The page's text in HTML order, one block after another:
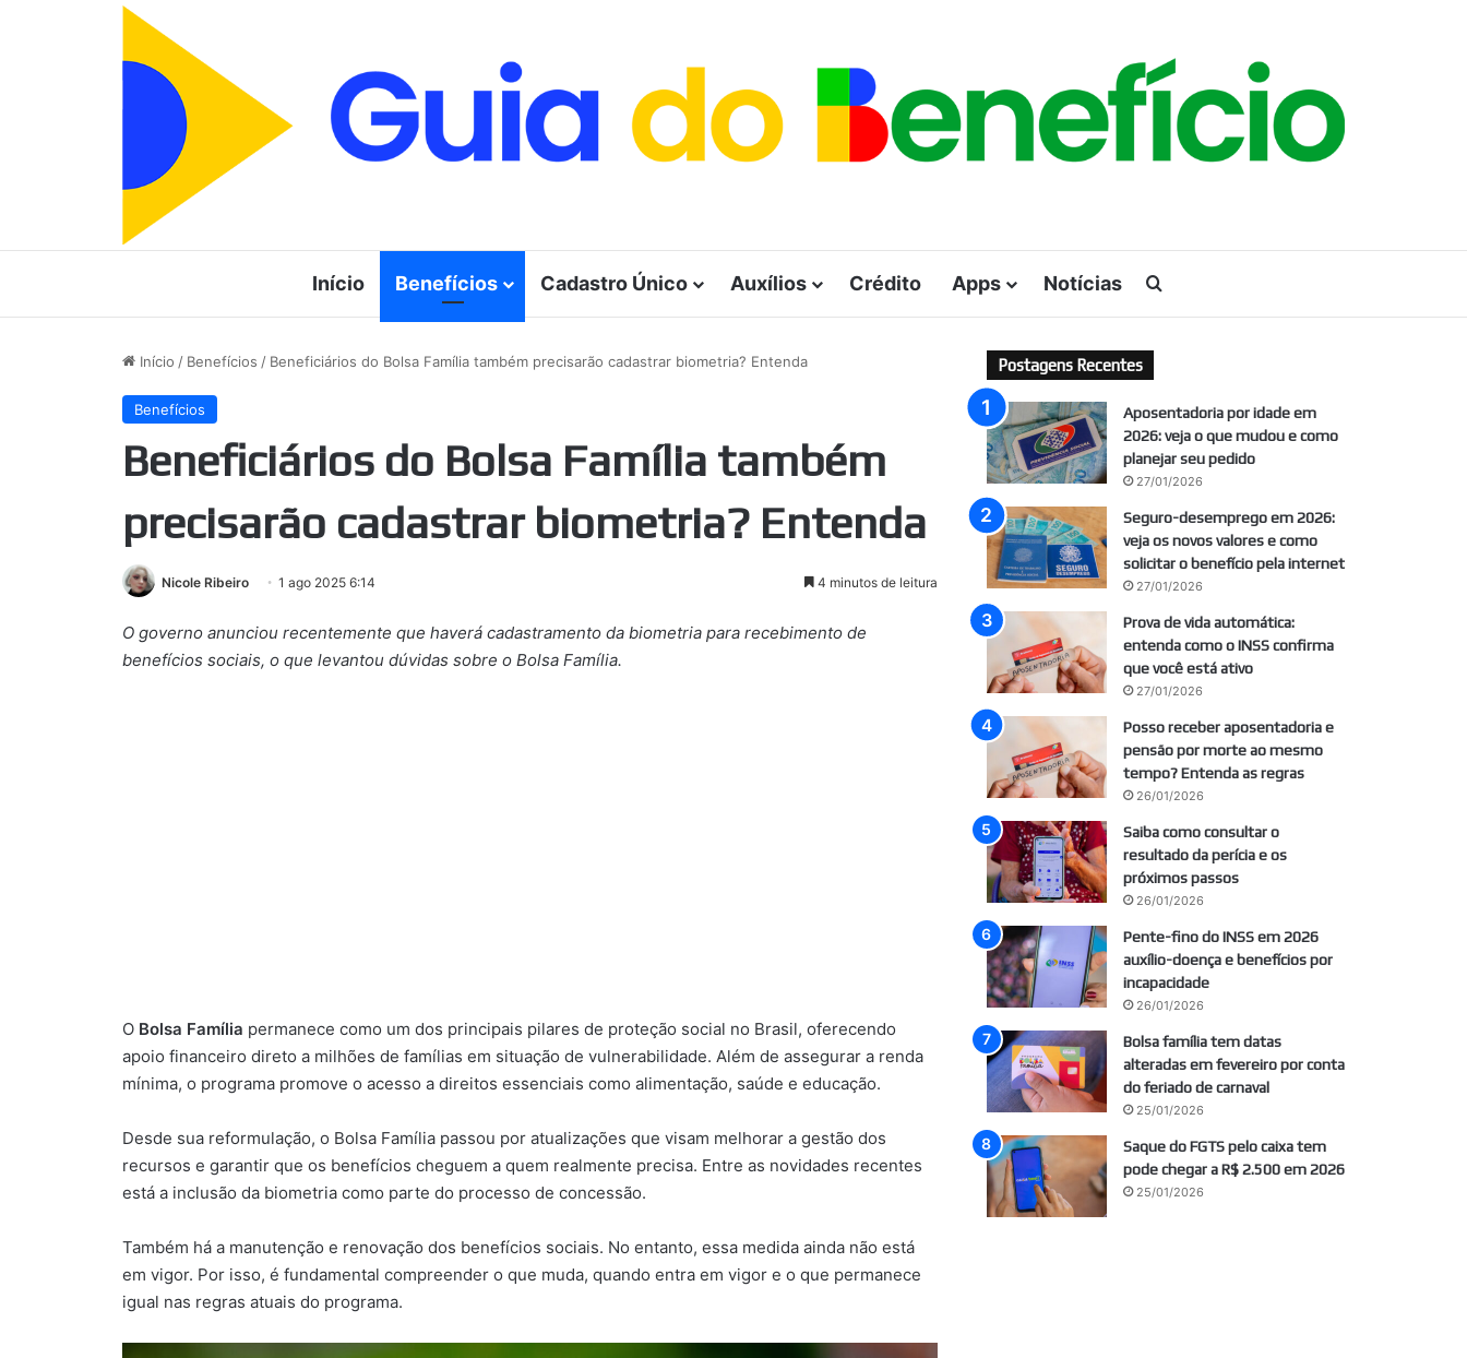
Início Benefícios Cadastro Único Auxílios Crédito Apps Notícias
Início / Benefícios / Beneficiários do Bolsa Família também precisarão cadastrar biometria? Entenda
Benefícios
Beneficiários do Bolsa Família também
precisarão cadastrar biometria? Entenda
Nicole Ribeiro 1 ago 2025 6:14 4 minutos de leitura
O governo anunciou recentemente que haverá cadastramento da biometria para recebimento de
benefícios sociais, o que levantou dúvidas sobre o Bolsa Família.
O Bolsa Família permanece como um dos principais pilares de proteção social no Brasil, oferecendo
apoio financeiro direto a milhões de famílias em situação de vulnerabilidade. Além de assegurar a renda
mínima, o programa promove o acesso a direitos essenciais como alimentação, saúde e educação.
Desde sua reformulação, o Bolsa Família passou por atualizações que visam melhorar a gestão dos
recursos e garantir que os benefícios cheguem a quem realmente precisa. Entre as novidades recentes
está a inclusão da biometria como parte do processo de concessão.
Também há a manutenção e renovação dos benefícios sociais. No entanto, essa medida ainda não está
em vigor. Por isso, é fundamental compreender o que muda, quando entra em vigor e o que permanece
igual nas regras atuais do programa.
Postagens Recentes
Aposentadoria por idade em
2026: veja o que mudou e como
planejar seu pedido
27/01/2026
Seguro-desemprego em 2026:
veja os novos valores e como
solicitar o benefício pela internet
27/01/2026
Prova de vida automática:
entenda como o INSS confirma
que você está ativo
27/01/2026
Posso receber aposentadoria e
pensão por morte ao mesmo
tempo? Entenda as regras
26/01/2026
Saiba como consultar o
resultado da perícia e os
próximos passos
26/01/2026
Pente-fino do INSS em 2026
auxílio-doença e benefícios por
incapacidade
26/01/2026
Bolsa família tem datas
alteradas em fevereiro por conta
do feriado de carnaval
25/01/2026
Saque do FGTS pelo caixa tem
pode chegar a R$ 2.500 em 2026
25/01/2026